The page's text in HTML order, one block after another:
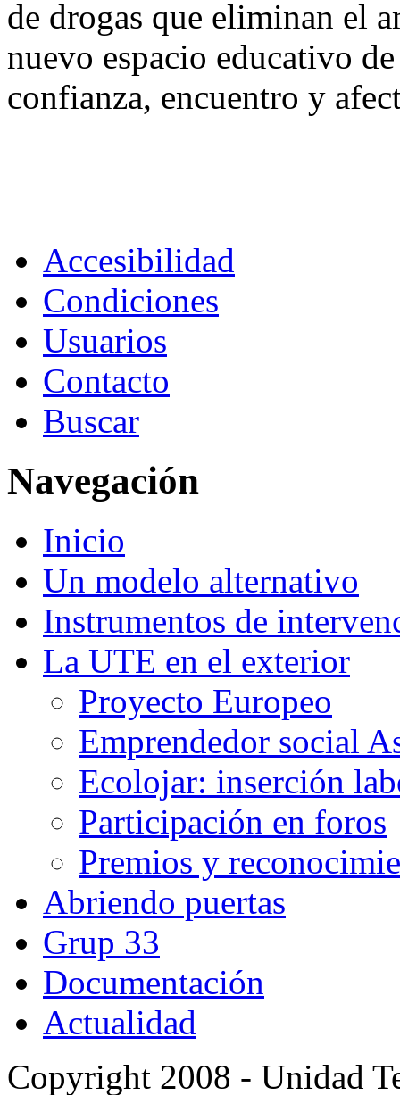
de drogas que eliminan el
nuevo espacio educativo
confianza, encuentro y
Accesibilidad
Condiciones
Usuarios
Contacto
Buscar
Navegación
Inicio
Un modelo alternativo
Instrumentos de
La UTE en el exterior
Proyecto Europeo
Emprendedor social
Ecolojar: inserción
Participación en foros
Premios y
Abriendo puertas
Grup 33
Documentación
Actualidad
Copyright 2008 - Unidad